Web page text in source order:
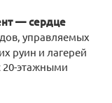
— сердце
управляемых
руин и лагерей
20-этажными